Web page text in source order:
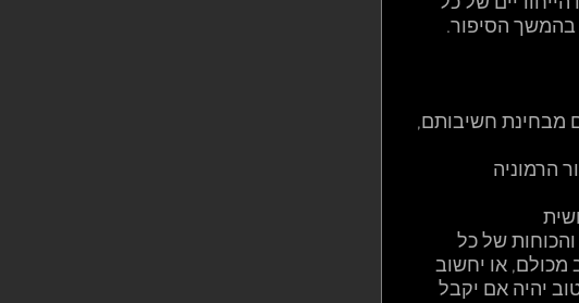
הסיפור.
מבחינת חשיבותם,
הרמוניה
של כל
מכולם, או יחשוב
יהיה אם יקבל